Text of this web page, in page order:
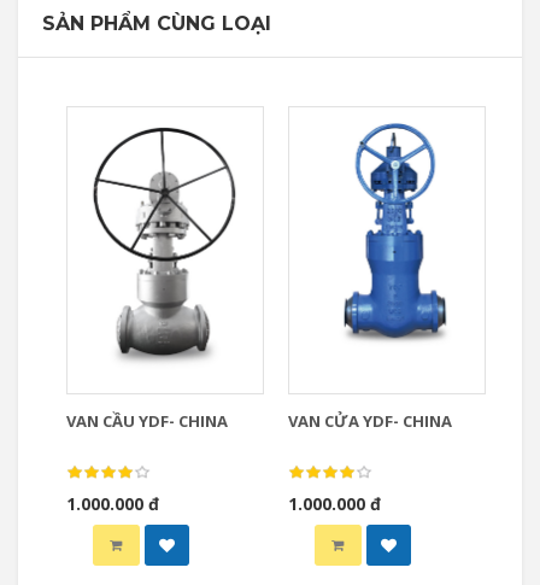
SẢN PHẨM CÙNG LOẠI
VAN CẦU YDF- CHINA
1.000.000 đ
VAN CỬA YDF- CHINA
1.000.000 đ